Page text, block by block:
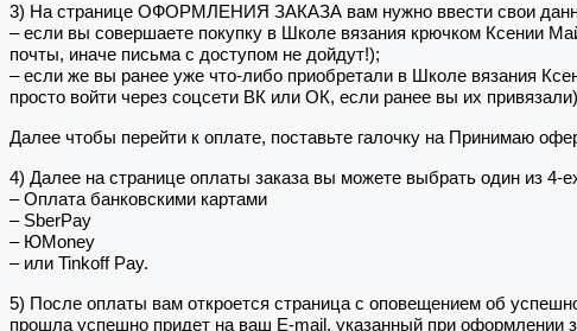
3) На странице ОФОРМЛЕНИЯ ЗАКАЗА вам нужно ввести свои
– если вы совершаете покупку в Школе вязания крючком Ксении
почты, иначе письма с доступом не дойдут!);
– если же вы ранее уже что-либо приобретали в Школе вязания
просто войти через соцсети ВК или ОК, если ранее вы их
Далее чтобы перейти к оплате, поставьте галочку на Принимаю
4) Далее на странице оплаты заказа вы можете выбрать один из 4-
– Оплата банковскими картами
– SberPay
– ЮMoney
– или Tinkoff Pay.
5) После оплаты вам откроется страница с оповещением об
прошла успешно придет на ваш E-mail, указанный при оформлении